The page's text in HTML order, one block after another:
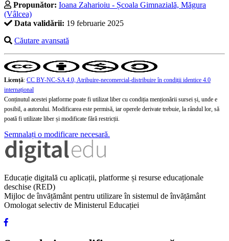
Propunător: Ioana Zaharioiu - Școala Gimnazială, Măgura
(Vâlcea)
Data validării: 19 februarie 2025
Căutare avansată
Licență: CC BY-NC-SA 4.0, Atribuire-necomercial-distribuire în condiţii identice 4.0
internațional
Conținutul acestei platforme poate fi utilizat liber cu condiția menționării sursei și, unde e
posibil, a autorului. Modificarea este permisă, iar operele derivate trebuie, la rândul lor, să
poată fi utilizate liber și modificate fără restricții.
Semnalați o modificare necesară.
Educație digitală cu aplicații, platforme și resurse educaționale
deschise (RED)
Mijloc de învățământ pentru utilizare în sistemul de învățământ
Omologat selectiv de Ministerul Educației